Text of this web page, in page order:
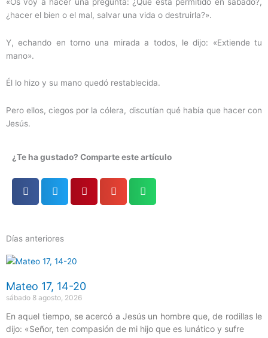
¿hacer el bien o el mal, salvar una vida o destruirla?».
Y, echando en torno una mirada a todos, le dijo: «Extiende tu
mano».
Él lo hizo y su mano quedó restablecida.
Pero ellos, ciegos por la cólera, discutían qué había que hacer con
Jesús.
¿Te ha gustado? Comparte este artículo
Días anteriores
Mateo 17, 14-20
sábado 8 agosto, 2026
En aquel tiempo, se acercó a Jesús un hombre que, de rodillas le
dijo: «Señor, ten compasión de mi hijo que es lunático y sufre
Página
Página
Página
Página
Página